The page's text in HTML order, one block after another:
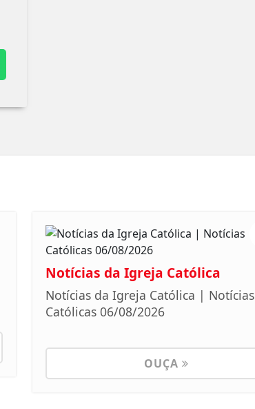
Notícias da Igreja Católica
Notícias da Igreja Católica | Notícias
Católicas 06/08/2026
OUÇA